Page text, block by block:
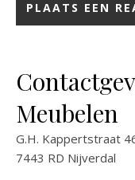
Meubelen
G.H. Kappertstraat
7443 RD Nijverdal